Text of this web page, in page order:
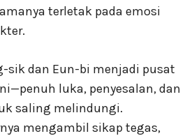
terletak pada emosi
sik dan Eun-bi menjadi pusat
luka, penyesalan, dan
saling melindungi.
mengambil sikap tegas,